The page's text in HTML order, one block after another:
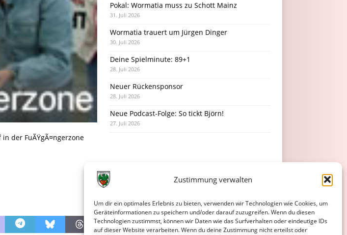
Zustimmung verwalten
Um dir ein optimales Erlebnis zu bieten, verwenden wir Technologien wie Cookies, um
Geräteinformationen zu speichern und/oder darauf zuzugreifen. Wenn du diesen
Technologien zustimmst, können wir Daten wie das Surfverhalten oder eindeutige IDs
auf dieser Website verarbeiten. Wenn du deine Zustimmung nicht erteilst oder
der FuÃŸgÃ¤ngerzone
Pokal: Wormatia muss zu Schott Mainz
31. Juli 2026
Wormatia trauert um Jürgen Dinger
30. Juli 2026
Deine Spielminute: 89+1
28. Juli 2026
Neuer Rückensponsor
28. Juli 2026
Neue Podcast-Folge: So tickt Björn!
27. Juli 2026